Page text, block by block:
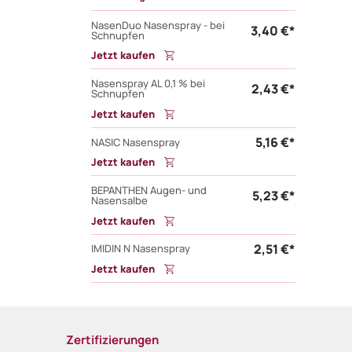
NasenDuo Nasenspray - bei
Schnupfen 3,40 €*
Jetzt kaufen
Nasenspray AL 0,1 % bei
Schnupfen 2,43 €*
Jetzt kaufen
NASIC Nasenspray
5,16 €*
Jetzt kaufen
BEPANTHEN Augen- und
Nasensalbe 5,23 €*
Jetzt kaufen
IMIDIN N Nasenspray
2,51 €*
Jetzt kaufen
Zertifizierungen